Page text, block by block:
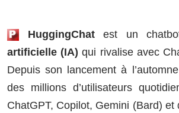
HuggingChatest un
artificielle (IA) qui rivalise avec
Depuis son lancement à
des millions d’utilisateurs
ChatGPT, Copilot, Gemini (Bard) et